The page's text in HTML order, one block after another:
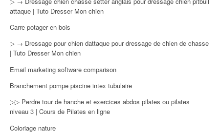
attaque | Tuto Dresser Mon chien
Carre potager en bois
▷ → Dressage pour chien dattaque pour dressage de chien de chasse
| Tuto Dresser Mon chien
Email marketing software comparison
Branchement pompe piscine intex tubulaire
▷▷ Perdre tour de hanche et exercices abdos pilates ou pilates
niveau 3 | Cours de Pilates en ligne
Coloriage nature